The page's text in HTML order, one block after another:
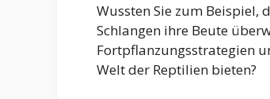
Wussten Sie zum Beispiel,
Schlangen ihre Beute
Fortpflanzungsstrategien
Welt der Reptilien bieten?